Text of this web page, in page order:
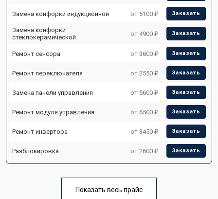
Замена конфорки индукционной от 5100 ₽ Заказать
Замена конфорки
стеклокерамической
от 4900 ₽ Заказать
Ремонт сенсора от 3600 ₽ Заказать
Ремонт переключателя от 2550 ₽ Заказать
Замена панели управления от 5600 ₽ Заказать
Ремонт модуля управления от 6500 ₽ Заказать
Ремонт инвертора от 3450 ₽ Заказать
Разблокировка от 2600 ₽ Заказать
Показать весь прайс